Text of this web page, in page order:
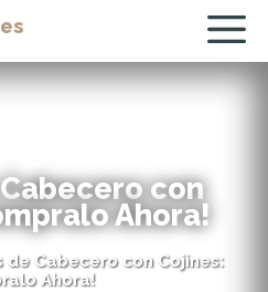
con
Ahora!
de Cabecero con Cojines:
Ahora!